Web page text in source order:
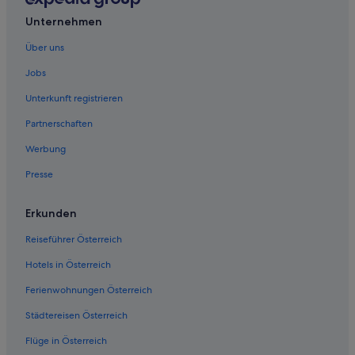
Unternehmen
Über uns
Jobs
Unterkunft registrieren
Partnerschaften
Werbung
Presse
Erkunden
Reiseführer Österreich
Hotels in Österreich
Ferienwohnungen Österreich
Städtereisen Österreich
Flüge in Österreich